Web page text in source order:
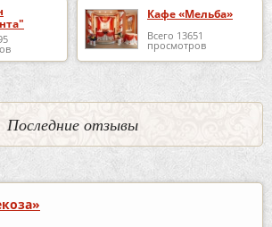
Кафе «Мельба»
Всего 13651
просмотров
Последние отзывы